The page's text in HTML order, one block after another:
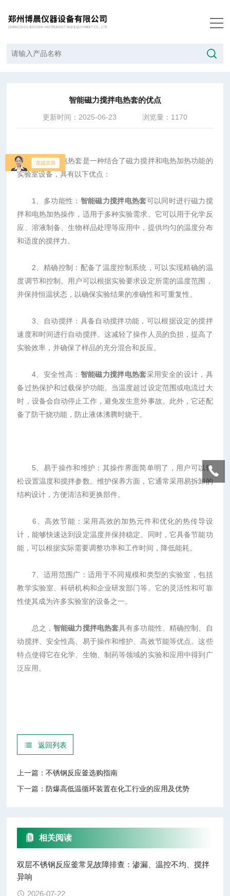
智能磁力搅拌电热套的优点
更新时间：2025-06-23 浏览量：1170
智能磁力搅拌电热套是一种结合了磁力搅拌和电热加热功能的
实验室设备，具有以下优点：
1、多功能性： 智能磁力搅拌电热套可以同时进行磁力搅
拌和电热加热操作，适用于多种实验需求。它可以用于化学反
应、溶液制备、生物样品处理等应用中，提供均匀的温度分布
和适度的搅拌力。
2、精确控制：配备了温度控制系统，可以实现精确的温
度调节和控制。用户可以根据实验要求设定所需的温度范围，
并保持恒温状态，以确保实验结果的准确性和可重复性。
3、自动搅拌：具备自动搅拌功能，可以根据设定的搅拌
速度和时间进行自动搅拌。这减轻了操作人员的负担，提高了
实验效率，并确保了样品的充分混合和反应。
4、安全性高： 智能磁力搅拌电热套采用安全的设计，具
备过热保护和过载保护功能。当温度超过设定范围或电流过大
时，设备会自动停止工作，避免发生意外事故。此外，它还配
备了防干烧功能，防止液体沸腾时烧干。
5、易于操作和维护：其操作界面简单明了，用户可以轻
松设置温度和搅拌参数。维护保养方面，它通常采用易拆卸的
结构设计，方便清洁和更换部件。
6、高效节能：采用高效的加热元件和优化的热传导设
计，能够快速达到设定温度并保持稳定。同时，它具备节能功
能，可以根据实际需要调整功率和工作时间，降低能耗。
7、适用范围广：适用于不同规模和类型的实验室，包括
教学实验室、科研机构和企业研发部门等。它的灵活性和可靠
性使其成为许多实验室的设备之一。
总之，智能磁力搅拌电热套具有多功能性、精确控制、自
动搅拌、安全性高、易于操作和维护、高效节能等优点。这些
特点使得它在化学、生物、制药等领域的实验和应用中得到广
泛应用。
返回列表
上一篇：不锈钢反应釜选购指南
下一篇： 防爆高低温循环装置在化工行业的应用及优势
相关阅读
双层不锈钢反应釜常见故障排查：渗漏、温控不均、搅拌
异响
2026-07-22